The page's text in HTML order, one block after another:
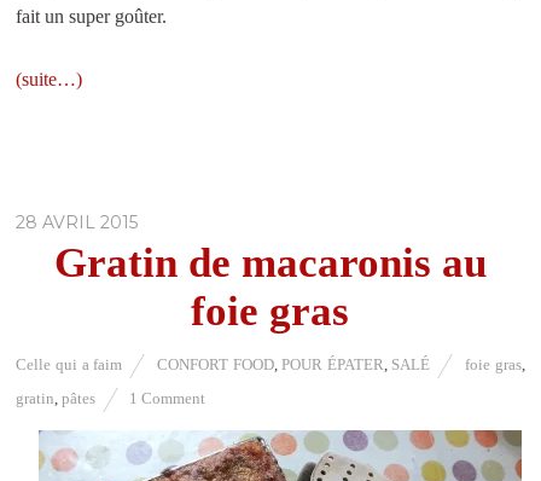
fait un super goûter.
(suite…)
28 AVRIL 2015
Gratin de macaronis au
foie gras
Celle qui a faim CONFORT FOOD,POUR ÉPATER SALÉ foie gras,
gratin ,pâtes 1 Comment